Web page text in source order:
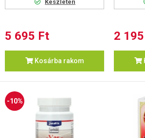
Készleten
5 695 Ft
Kosárba rakom
2
-10%